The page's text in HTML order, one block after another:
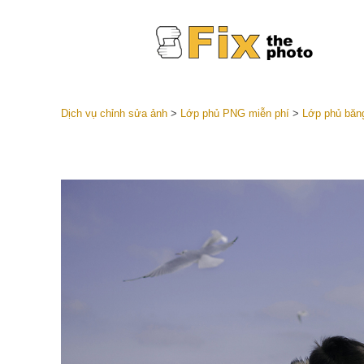
Dịch vụ chỉnh sửa ảnh> Lớp phủ PNG miễn phí> Lớp phủ